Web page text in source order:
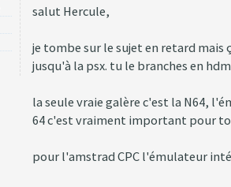
salut Hercule,
je tombe sur le sujet en retard
jusqu'à la psx. tu le branches en
la seule vraie galère c'est la N64,
64 c'est vraiment important pour
pour l'amstrad CPC l'émulateur